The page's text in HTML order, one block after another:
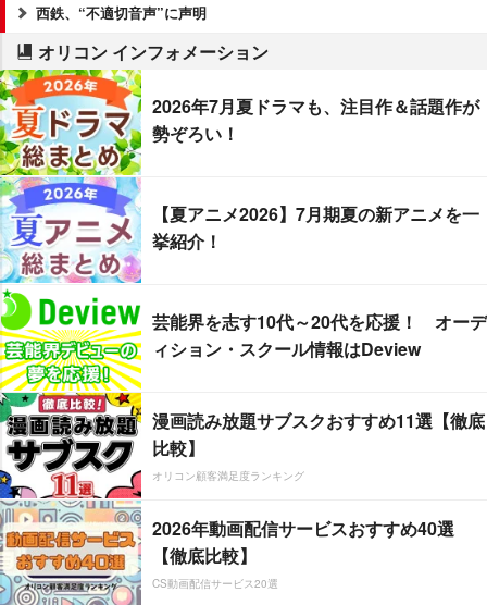
西鉄、“不適切音声”に声明
オリコン インフォメーション
2026年7月夏ドラマも、注目作＆話題作が
勢ぞろい！
【夏アニメ2026】7月期夏の新アニメを一
挙紹介！
芸能界を志す10代～20代を応援！ オーデ
ィション・スクール情報はDeview
漫画読み放題サブスクおすすめ11選【徹底
比較】
オリコン顧客満足度ランキング
2026年動画配信サービスおすすめ40選
【徹底比較】
CS動画配信サービス20選